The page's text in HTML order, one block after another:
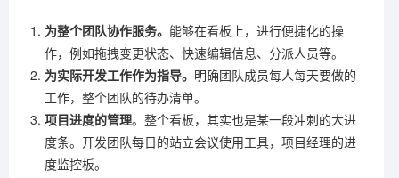
为整个团队协作服务。 能够在看板上，进行便捷化的操
作，例如拖拽变更状态、快速编辑信息、分派人员等。
为实际开发工作作为指导。 明确团队成员每人每天要做的
工作，整个团队的待办清单。
项目进度的管理。整个看板，其实也是某一段冲刺的大进
度条。开发团队每日的站立会议使用工具，项目经理的进
度监控板。